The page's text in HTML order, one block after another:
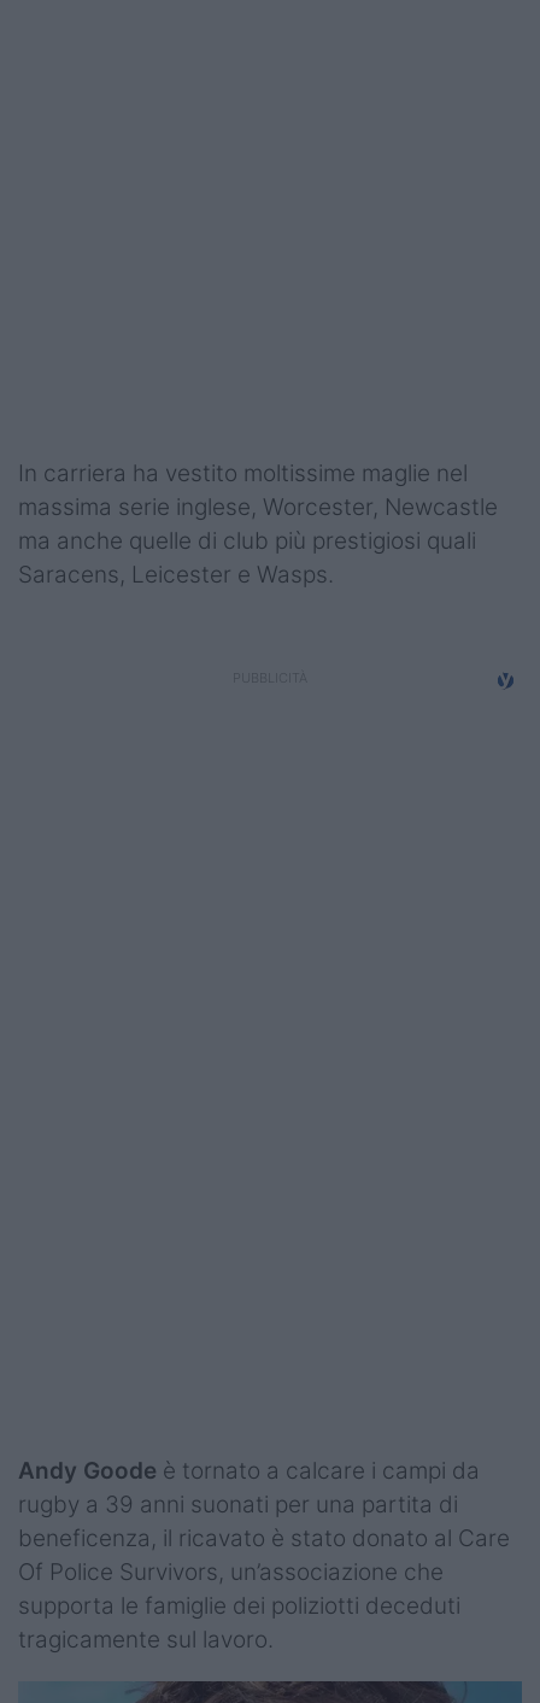
In carriera ha vestito moltissime maglie nel
massima serie inglese, Worcester, Newcastle
ma anche quelle di club più prestigiosi quali
Saracens, Leicester e Wasps.
Andy Goode è tornato a calcare i campi da
rugby a 39 anni suonati per una partita di
beneficenza, il ricavato è stato donato al Care
Of Police Survivors, un’associazione che
supporta le famiglie dei poliziotti deceduti
tragicamente sul lavoro.